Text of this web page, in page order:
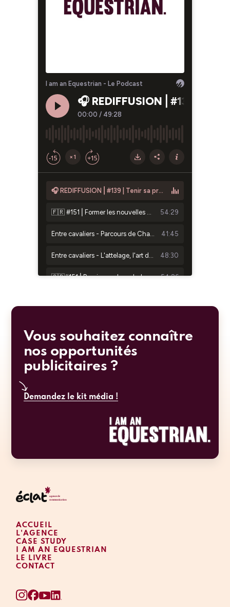
Vous souhaitez connaître
nos opportunités
publicitaires ?
Demandez le kit média !
ACCUEIL
L'AGENCE
CASE STUDY
I AM AN EQUESTRIAN
LE LIVRE
CONTACT